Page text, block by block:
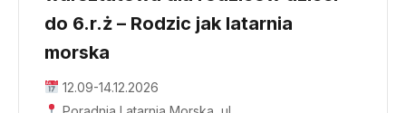
do 6.r.ż – Rodzic jak latarnia
morska
12.09-14.12.2026